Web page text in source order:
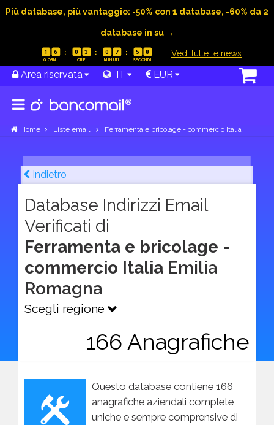
Più database, più vantaggio: -50% con 1 database, -60% da 2
database in su →
1 6 0 3 0 7 5 7 Vedi tutte le news
Area riservata IT EUR
Home Liste email Ferramenta e bricolage - commercio Italia
Indietro
Database Indirizzi Email
Verificati di
Ferramenta e bricolage -
commercio Italia Emilia
Romagna
Scegli regione
166 Anagrafiche
Questo database contiene 166
anagrafiche aziendali complete,
uniche e sempre comprensive di